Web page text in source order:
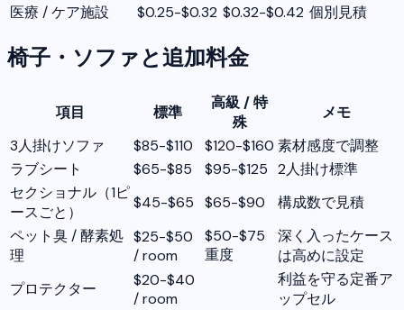
医療 / ケア施設
$0.25-$0.32 $0.32-$0.42 個別見積
椅子・ソファと追加料金
項目 標準
高級 / 特
殊
メモ
3人掛けソファ
$85-$110 $120-$160 素材感度で調整
ラブシート
$65-$85 $95-$125 2人掛け標準
セクショナル（1ピ
ースごと）
$45-$65 $65-$90
構成数で見積
ペット臭 / 酵素処
理
$25-$50
/ room
$50-$75
重度
深く入ったケース
は高めに設定
プロテクター
$20-$40
/ room
利益を守る定番ア
ップセル